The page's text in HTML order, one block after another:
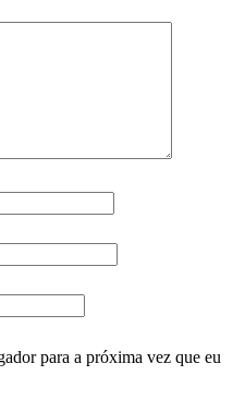
para a próxima vez que eu